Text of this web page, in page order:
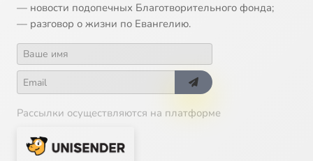
— новости подопечных Благотворительного фонда;
— разговор о жизни по Евангелию.
Рассылки осуществляются на платформе